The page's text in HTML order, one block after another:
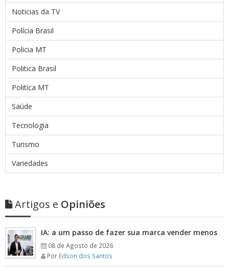
Noticias da TV
Polícia Brasil
Policia MT
Politica Brasil
Politica MT
Saúde
Tecnologia
Turismo
Variedades
Artigos e Opiniões
IA: a um passo de fazer sua marca vender menos
08 de Agosto de 2026
Por Edson dos Santos